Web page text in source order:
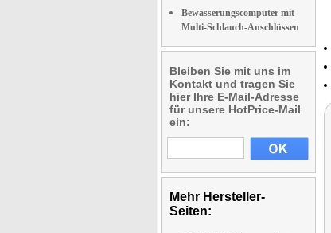
Bewässerungscomputer mit
Multi-Schlauch-Anschlüssen
Bleiben Sie mit uns im
Kontakt und tragen Sie
hier Ihre E-Mail-Adresse
für unsere HotPrice-Mail
ein:
Mehr Hersteller-
Seiten: